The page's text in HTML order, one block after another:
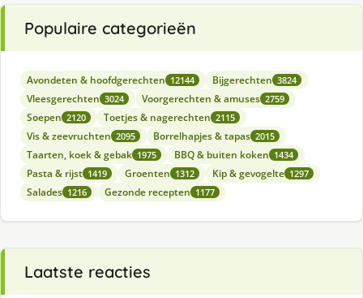
Populaire categorieën
Avondeten & hoofdgerechten 12144 Bijgerechten 3824
Vleesgerechten 3024 Voorgerechten & amuses 2759
Soepen 2120 Toetjes & nagerechten 2115
Vis & zeevruchten 2095 Borrelhapjes & tapas 2015
Taarten, koek & gebak 1975 BBQ & buiten koken 1434
Pasta & rijst 1419 Groenten 1312 Kip & gevogelte 1297
Salades 1216 Gezonde recepten 1177
Laatste reacties